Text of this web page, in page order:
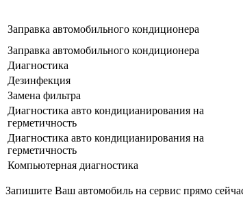
Заправка автомобильного кондиционера
Заправка автомобильного кондиционера
Диагностика
Дезинфекция
Замена фильтра
Диагностика авто кондицианирования на
герметичность
Диагностика авто кондицианирования на
герметичность
Компьютерная диагностика
Запишите Ваш автомобиль на сервис прямо